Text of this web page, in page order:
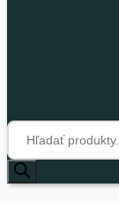
Products
search